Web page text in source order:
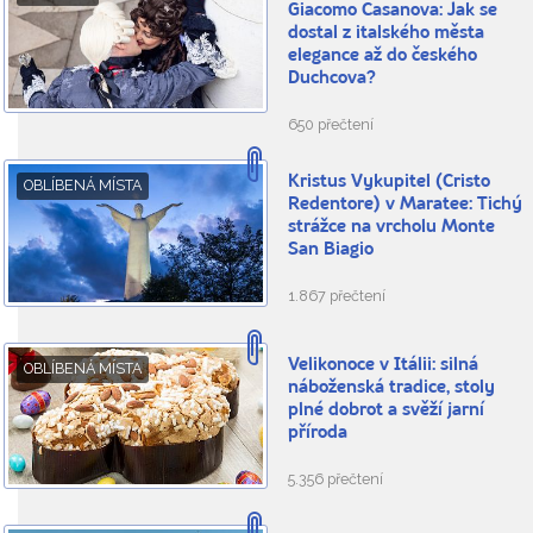
Giacomo Casanova: Jak se
dostal z italského města
elegance až do českého
Duchcova?
650 přečtení
OBLÍBENÁ MÍSTA
Kristus Vykupitel (Cristo
Redentore) v Maratee: Tichý
strážce na vrcholu Monte
San Biagio
1.867 přečtení
OBLÍBENÁ MÍSTA
Velikonoce v Itálii: silná
náboženská tradice, stoly
plné dobrot a svěží jarní
příroda
5.356 přečtení